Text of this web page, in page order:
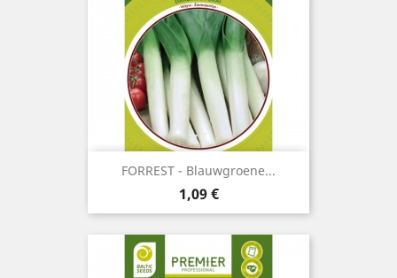
FORREST - Blauwgroene...
Kaina
1,09 €